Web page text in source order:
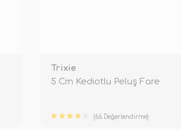
Trixie
5 Cm Kediotlu Peluş Fare
(66 Değerlendirme)